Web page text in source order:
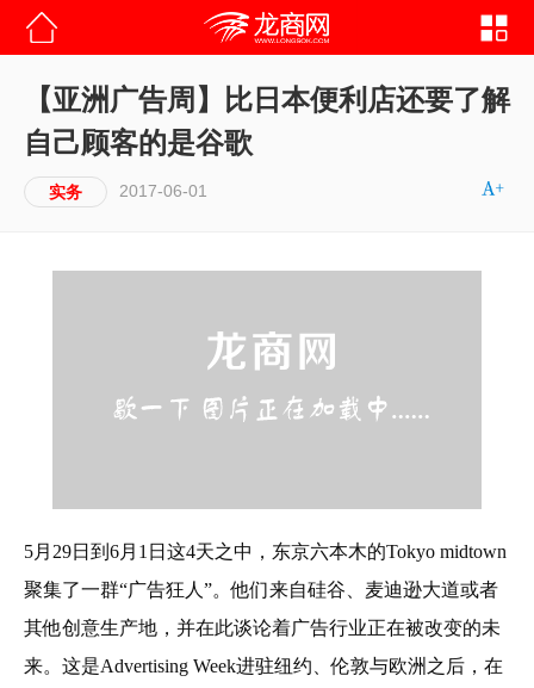
【亚洲广告周】比日本便利店还要了解
自己顾客的是谷歌
实务 2017-06-01
5月29日到6月1日这4天之中，东京六本木的Tokyo midtown
聚集了一群“广告狂人”。他们来自硅谷、麦迪逊大道或者
其他创意生产地，并在此谈论着广告行业正在被改变的未
来。这是Advertising Week进驻纽约、伦敦与欧洲之后，在